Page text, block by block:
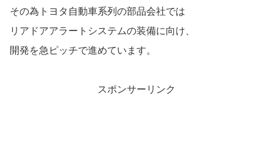
その為トヨタ自動車系列の部品会社では
リアドアアラートシステムの装備に向け、
開発を急ピッチで進めています。
スポンサーリンク